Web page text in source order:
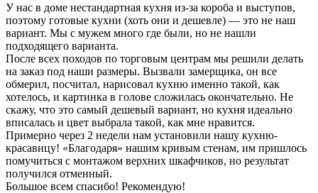
У нас в доме нестандартная кухня из-за короба и выступов,
поэтому готовые кухни (хоть они и дешевле) — это не наш
вариант. Мы с мужем много где были, но не нашли
подходящего варианта.
После всех походов по торговым центрам мы решили делать
на заказ под наши размеры. Вызвали замерщика, он все
обмерил, посчитал, нарисовал кухню именно такой, как
хотелось, и картинка в голове сложилась окончательно. Не
скажу, что это самый дешевый вариант, но кухня идеально
вписалась и цвет выбрала такой, как мне нравится.
Примерно через 2 недели нам установили нашу кухню-
красавицу! «Благодаря» нашим кривым стенам, им пришлось
помучиться с монтажом верхних шкафчиков, но результат
получился отменный.
Большое всем спасибо! Рекомендую!